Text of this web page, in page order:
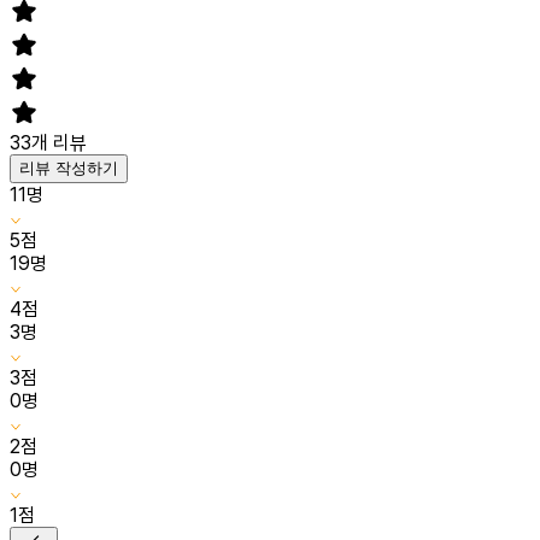
33개 리뷰
리뷰 작성하기
11명
5점
19명
4점
3명
3점
0명
2점
0명
1점